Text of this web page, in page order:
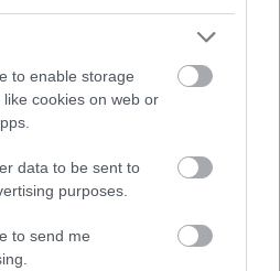
to enable storage
cookies on web or
data to be sent to
purposes.
to send me